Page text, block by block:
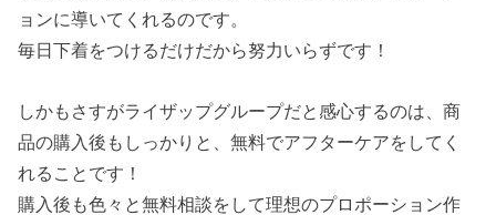
ョンに導いてくれるのです。
毎日下着をつけるだけだから努力いらずです！
しかもさすがライザップグループだと感心するのは、商
品の購入後もしっかりと、無料でアフターケアをしてく
れることです！
購入後も色々と無料相談をして理想のプロポーション作